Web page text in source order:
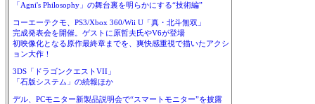
「Agni's Philosophy」の舞台裏を明らかにする“技術編”
コーエーテクモ、PS3/Xbox 360/Wii U「真・北斗無双」
完成発表会を開催。ゲストに原哲夫氏やV6が登場
初映像化となる原作最終章までを、爽快感重視で描いたアクシ
ョン大作！
3DS「ドラゴンクエストVII」
「石版システム」の続報ほか
デル、PCモニター新製品説明会で“スマートモニター”を披露